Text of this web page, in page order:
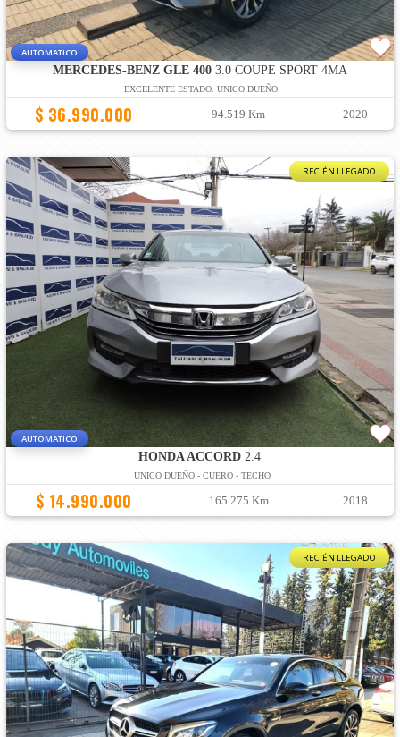
AUTOMATICO
MERCEDES-BENZ GLE 4003.0 COUPE SPORT 4MA
EXCELENTE ESTADO. UNICO DUEÑO.
$ 36.990.000 94.519 Km 2020
RECIÉN LLEGADO
AUTOMATICO
HONDA ACCORD 2.4
ÚNICO DUEÑO - CUERO - TECHO
$ 14.990.000 165.275 Km 2018
RECIÉN LLEGADO